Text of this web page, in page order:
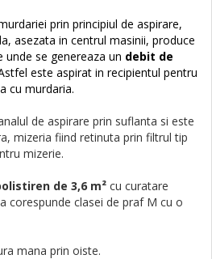
prin principiul de aspirare,
asezata in centrul masinii, produce
unde se genereaza un debit de
este aspirat in recipientul pentru
cu murdaria.
de aspirare prin suflanta si este
mizeria fiind retinuta prin filtrul tip
mizerie.
de 3,6 m² cu curatare
corespunde clasei de praf M cu o
mana prin oiste.